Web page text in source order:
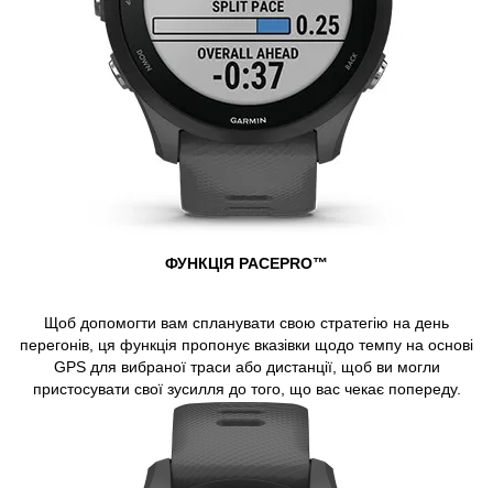
ФУНКЦІЯ PACEPRO™
Щоб допомогти вам спланувати свою стратегію на день
перегонів, ця функція пропонує вказівки щодо темпу на основі
GPS для вибраної траси або дистанції, щоб ви могли
пристосувати свої зусилля до того, що вас чекає попереду.